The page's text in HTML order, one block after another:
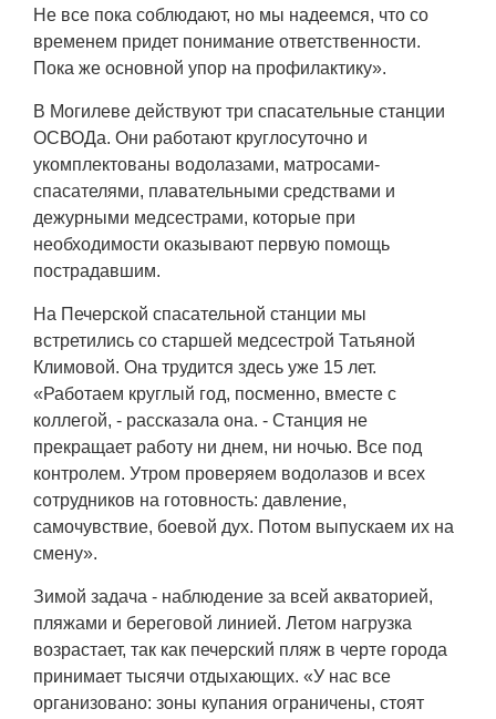
Не все пока соблюдают, но мы надеемся, что со
временем придет понимание ответственности.
Пока же основной упор на профилактику».
В Могилеве действуют три спасательные станции
ОСВОДа. Они работают круглосуточно и
укомплектованы водолазами, матросами-
спасателями, плавательными средствами и
дежурными медсестрами, которые при
необходимости оказывают первую помощь
пострадавшим.
На Печерской спасательной станции мы
встретились со старшей медсестрой Татьяной
Климовой. Она трудится здесь уже 15 лет.
«Работаем круглый год, посменно, вместе с
коллегой, - рассказала она. - Станция не
прекращает работу ни днем, ни ночью. Все под
контролем. Утром проверяем водолазов и всех
сотрудников на готовность: давление,
самочувствие, боевой дух. Потом выпускаем их на
смену».
Зимой задача - наблюдение за всей акваторией,
пляжами и береговой линией. Летом нагрузка
возрастает, так как печерский пляж в черте города
принимает тысячи отдыхающих. «У нас все
организовано: зоны купания ограничены, стоят